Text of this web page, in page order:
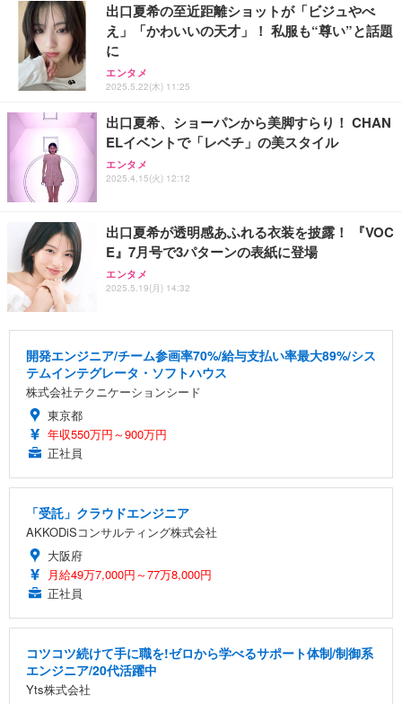
出口夏希の至近距離ショットが「ビジュやべ
え」「かわいいの天才」！ 私服も“尊い”と話題
に
エンタメ
2025.5.22(木) 11:25
出口夏希、ショーパンから美脚すらり！ CHAN
ELイベントで「レベチ」の美スタイル
エンタメ
2025.4.15(火) 12:12
出口夏希が透明感あふれる衣装を披露！ 『VOC
E』7月号で3パターンの表紙に登場
エンタメ
2025.5.19(月) 14:32
開発エンジニア/チーム参画率70%/給与支払い率最大89%/シス
テムインテグレータ・ソフトハウス
株式会社テクニケーションシード
東京都
年収550万円～900万円
正社員
「受託」クラウドエンジニア
AKKODiSコンサルティング株式会社
大阪府
月給49万7,000円～77万8,000円
正社員
コツコツ続けて手に職を!ゼロから学べるサポート体制/制御系
エンジニア/20代活躍中
Yts株式会社